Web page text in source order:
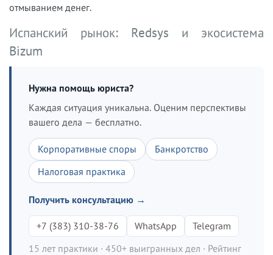
отмыванием денег.
Испанский рынок: Redsys и экосистема
Bizum
Нужна помощь юриста?
Каждая ситуация уникальна. Оценим перспективы
вашего дела — бесплатно.
Корпоративные споры
Банкротство
Налоговая практика
Получить консультацию →
+7 (383) 310-38-76 WhatsApp
Telegram
15 лет практики · 450+ выигранных дел · Рейтинг